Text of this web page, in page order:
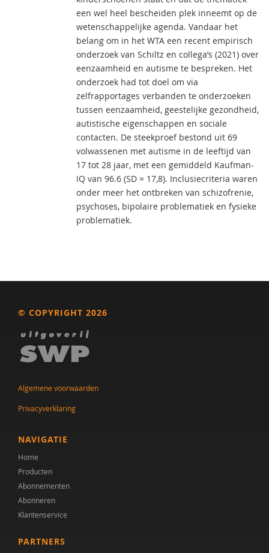
een wel heel bescheiden plek inneemt op de
wetenschappelijke agenda. Vandaar het
belang om in het WTA een recent empirisch
onderzoek van Schiltz en collega’s (2021) over
eenzaamheid en autisme te bespreken. Het
onderzoek had tot doel om via
zelfrapportages verbanden te onderzoeken
tussen eenzaamheid, geestelijke gezondheid,
autistische eigenschappen en sociale
contacten. De steekproef bestond uit 69
volwassenen met autisme in de leeftijd van
17 tot 28 jaar, met een gemiddeld Kaufman-
IQ van 96.6 (SD = 17,8). Inclusiecriteria waren
onder meer het ontbreken van schizofrenie,
psychoses, bipolaire problematiek en fysieke
problematiek.
© COPYRIGHT 2026
Algemene voorwaarden
Privacyverklaring
NAVIGATIE
Home
Producten
Abonnementen
Abonneren
Klantenservice
PARTNERS